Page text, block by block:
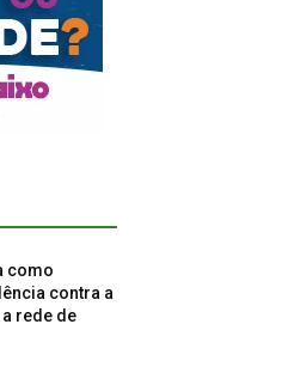
como
contra a
rede de